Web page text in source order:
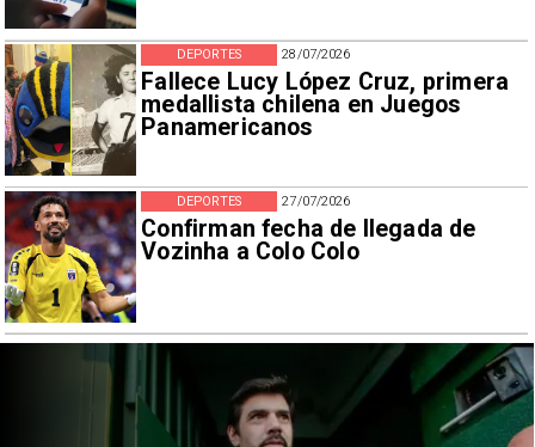
28/07/2026
Fallece Lucy López Cruz, primera
medallista chilena en Juegos
Panamericanos
DEPORTES
27/07/2026
Confirman fecha de llegada de
Vozinha a Colo Colo
DEPORTES